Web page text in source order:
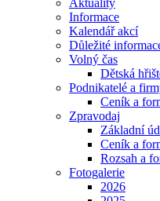
Aktuality
Informace
Kalendář akcí
Důležité
Volný čas
Dětská
Podnikatelé a
Ceník a
Zpravodaj
Základní
Ceník a
Rozsah a
Fotogalerie
2026